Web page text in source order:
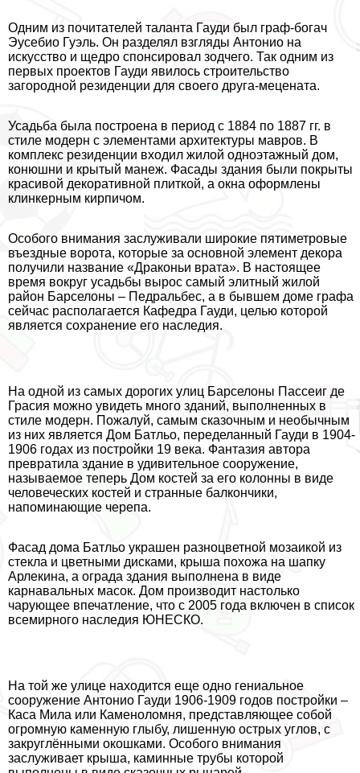
Одним из почитателей таланта Гауди был граф-богач
Эусебио Гуэль. Он разделял взгляды Антонио на
искусство и щедро спонсировал зодчего. Так одним из
первых проектов Гауди явилось строительство
загородной резиденции для своего друга-мецената.
Усадьба была построена в период с 1884 по 1887 гг. в
стиле модерн с элементами архитектуры мавров. В
комплекс резиденции входил жилой одноэтажный дом,
конюшни и крытый манеж. Фасады здания были покрыты
красивой декоративной плиткой, а окна оформлены
клинкерным кирпичом.
Особого внимания заслуживали широкие пятиметровые
въездные ворота, которые за основной элемент декора
получили название «Дpaконьи врата». В настоящее
время вокруг усадьбы вырос самый элитный жилой
район Барселоны – Педральбес, а в бывшем доме графа
сейчас располагается Кафедра Гауди, целью которой
является сохранение его наследия.
На одной из самых дорогих улиц Барселоны Пассеиг де
Грасия можно увидеть много зданий, выполненных в
стиле модерн. Пожалуй, самым сказочным и необычным
из них является Дом Батльо, переделанный Гауди в 1904-
1906 годах из постройки 19 века. Фантазия автора
превратила здание в удивительное сооружение,
называемое теперь Дом костей за его колонны в виде
человеческих костей и странные балкончики,
напоминающие черепа.
Фасад дома Батльо украшен разноцветной мозаикой из
стекла и цветными дисками, крыша похожа на шапку
Арлекина, а ограда здания выполнена в виде
карнавальных масок. Дом производит настолько
чарующее впечатление, что с 2005 года включен в список
всемирного наследия ЮНЕСКО.
На той же улице находится еще одно гениальное
сооружение Антонио Гауди 1906-1909 годов постройки –
Каса Мила или Каменоломня, представляющее собой
огромную каменную глыбу, лишенную острых углов, с
закруглёнными окошками. Особого внимания
заслуживает крыша, каминные трубы которой